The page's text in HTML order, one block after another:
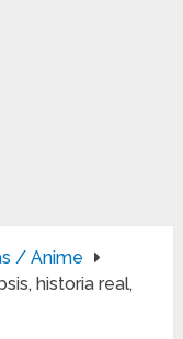
/ Anime
historia real,